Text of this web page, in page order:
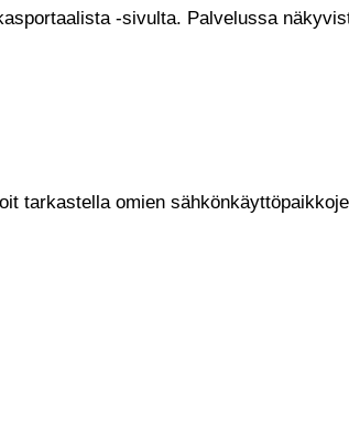
-sivulta. Palvelussa
tarkastella omien